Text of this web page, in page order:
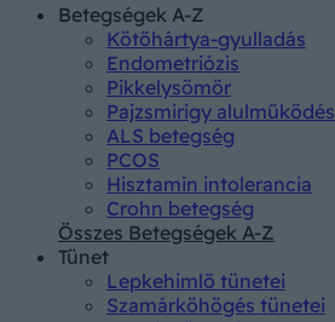
Betegségek A-Z
Kötőhártya-gyulladás
Endometriózis
Pikkelysömör
Pajzsmirigy alulműködés
ALS betegség
PCOS
Hisztamin intolerancia
Crohn betegség
Összes Betegségek A-Z
Tünet
Lepkehimlő tünetei
Szamárköhögés tünetei